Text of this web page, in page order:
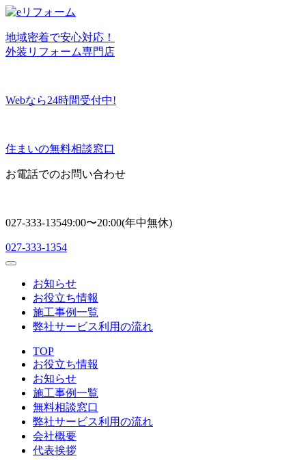
地域密着で安心対応！
外装リフォーム専門店
Webなら24時間受付中!
住まいの無料相談窓口
お電話でのお問い合わせ
027-333-13549:00〜20:00(年中無休)
027-333-1354
お知らせ
お役立ち情報
施工事例一覧
弊社サービス利用の流れ
TOP
お役立ち情報
お知らせ
施工事例一覧
無料相談窓口
弊社サービス利用の流れ
会社概要
代表挨拶